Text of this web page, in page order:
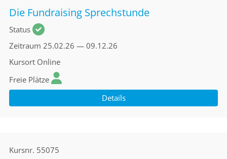
Die Fundraising Sprechstunde
Status
Zeitraum 25.02.26 — 09.12.26
Kursort Online
Freie Plätze
Details
Kursnr. 55075